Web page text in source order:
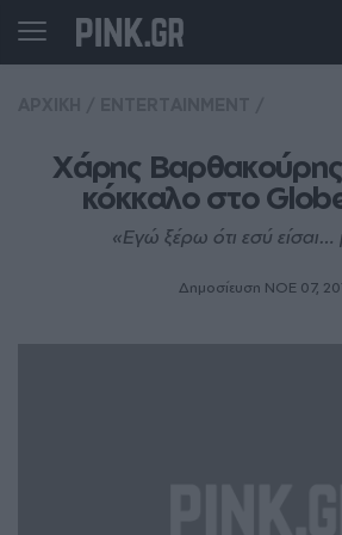
Χάρης
κόκκαλο στο
«Εγώ ξέρω ότι εσύ
Δημοσίευση ΝΟE 07,